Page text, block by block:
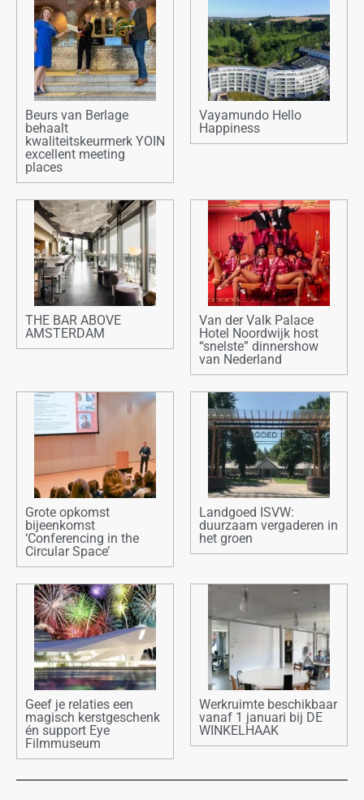
Beurs van Berlage
behaalt
kwaliteitskeurmerk YOIN
excellent meeting
places
Vayamundo Hello
Happiness
THE BAR ABOVE
AMSTERDAM
Van der Valk Palace
Hotel Noordwijk host
“snelste” dinnershow
van Nederland
Grote opkomst
bijeenkomst
‘Conferencing in the
Circular Space’
Landgoed ISVW:
duurzaam vergaderen in
het groen
Geef je relaties een
magisch kerstgeschenk
én support Eye
Filmmuseum
Werkruimte beschikbaar
vanaf 1 januari bij DE
WINKELHAAK